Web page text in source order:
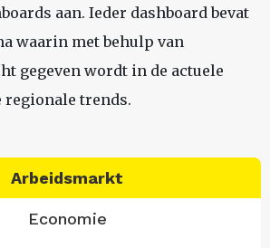
aan. Ieder dashboard bevat
waarin met behulp van
gegeven wordt in de actuele
regionale trends.
Arbeidsmarkt
Economie